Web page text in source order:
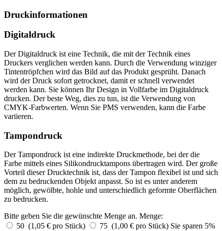
Druckinformationen
Digitaldruck
Der Digitaldruck ist eine Technik, die mit der Technik eines
Druckers verglichen werden kann. Durch die Verwendung winziger
Tintentröpfchen wird das Bild auf das Produkt gesprüht. Danach
wird der Druck sofort getrocknet, damit er schnell verwendet
werden kann. Sie können Ihr Design in Vollfarbe im Digitaldruck
drucken. Der beste Weg, dies zu tun, ist die Verwendung von
CMYK-Farbwerten. Wenn Sie PMS verwenden, kann die Farbe
variieren.
Tampondruck
Der Tampondruck ist eine indirekte Druckmethode, bei der die
Farbe mittels eines Silikondrucktampons übertragen wird. Der große
Vorteil dieser Drucktechnik ist, dass der Tampon flexibel ist und sich
dem zu bedruckenden Objekt anpasst. So ist es unter anderem
möglich, gewölbte, hohle und unterschiedlich geformte Oberflächen
zu bedrucken.
Bitte geben Sie die gewünschte Menge an. Menge:
50 (1,05 € pro Stück)
75 (1,00 € pro Stück) Sie sparen 5%